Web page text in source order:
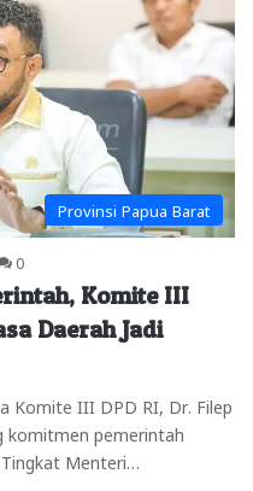
Provinsi Papua Barat
0
Komite III
Daerah Jadi
Komite III DPD RI, Dr. Filep
komitmen pemerintah
Menteri…